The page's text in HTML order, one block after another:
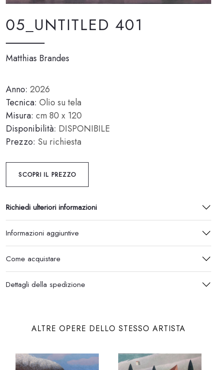
05_UNTITLED 401
Matthias Brandes
Anno: 2026
Tecnica: Olio su tela
Misura: cm 80 x 120
Disponibilità: DISPONIBILE
Prezzo: Su richiesta
SCOPRI IL PREZZO
Richiedi ulteriori informazioni
Informazioni aggiuntive
Come acquistare
Dettagli della spedizione
ALTRE OPERE DELLO STESSO ARTISTA